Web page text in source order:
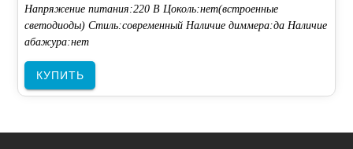
Напряжение питания:220 В Цоколь:нет(встроенные
светодиоды) Стиль:современный Наличие диммера:да Наличие
абажура:нет
КУПИТЬ